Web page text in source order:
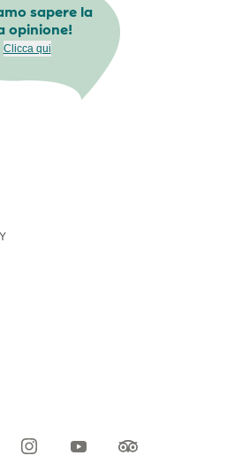
sapere la
opinione!
Clicca qui